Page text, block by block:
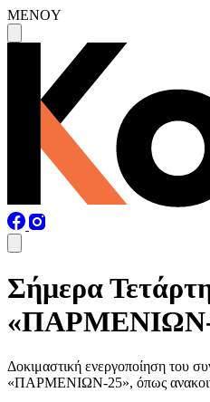
MENOY
Σήμερα
«ΠΑΡΜΕΝΙΩΝ-
Δοκιμαστική ενεργοποίηση του
«ΠΑΡΜΕΝΙΩΝ-25», όπως